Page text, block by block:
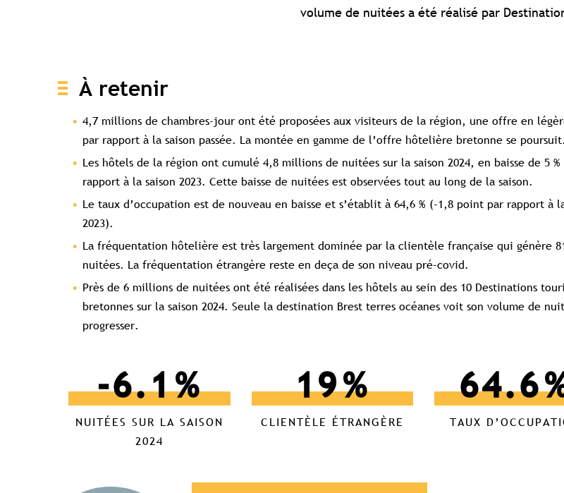
volume de nuitées a été réalisé par
À retenir
4,7 millions de chambres-jour ont été proposées aux visiteurs de la région, une offre en
par rapport à la saison passée. La montée en gamme de l’offre hôtelière bretonne se poursuit.
Les hôtels de la région ont cumulé 4,8 millions de nuitées sur la saison 2024, en baisse de 5 %
rapport à la saison 2023. Cette baisse de nuitées est observées tout au long de la saison.
Le taux d’occupation est de nouveau en baisse et s’établit à 64,6 % (-1,8 point par rapport à
2023).
La fréquentation hôtelière est très largement dominée par la clientèle française qui génère
nuitées. La fréquentation étrangère reste en deça de son niveau pré-covid.
Près de 6 millions de nuitées ont été réalisées dans les hôtels au sein des 10 Destinations
bretonnes sur la saison 2024. Seule la destination Brest terres océanes voit son volume de
progresser.
-6.1%
NUITÉES SUR LA SAISON
2024
19%
CLIENTÈLE ÉTRANGÈRE
64.6
TAUX